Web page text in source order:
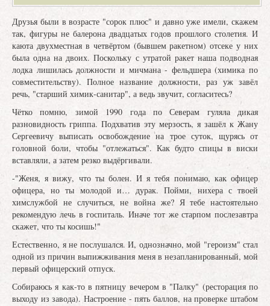
Друзья были в возрасте "сорок плюс" и давно уже имели, скажем
так, фигуры не балерона двадцатых годов прошлого столетия. И
каюта двухместная в четвёртом (бывшем ракетном) отсеке у них
была одна на двоих. Поскольку с утратой ракет наша подводная
лодка лишилась должности и мичмана - фельдшера (химика по
совместительству). Полное название должности, раз уж завёл
речь, "старший химик-санитар", а ведь звучит, согласитесь?
Чётко помню, зимой 1990 года по Северам гуляла дикая
разновидность гриппа. Подхватив эту мерзость, я зашёл к Жану
Сергеевичу выписать освобождение на трое суток, щурясь от
головной боли, чтобы "отлежаться". Как будто спицы в виски
вставляли, а затем резко выдёргивали.
-"Женя, я вижу, что ты болен. И я тебя понимаю, как офицер
офицера, но ты молодой и… дурак. Пойми, нихера с твоей
химслужбой не случиться, не война же? Я тебе настоятельно
рекомендую лечь в госпиталь. Иначе тот же старпом послезавтра
скажет, что ты косишь!"
Естественно, я не послушался. И, однозначно, мой "героизм" стал
одной из причин выпижживания меня в незапланированный, мой
первый офицерский отпуск.
Собираюсь я как-то в пятницу вечером в "Палку" (ресторация по
выходу из завода). Настроение - пять баллов, на проверке штабом